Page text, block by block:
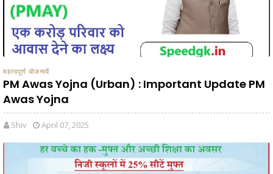
महत्वपूर्ण योजनायें
PM Awas Yojna (Urban) : Important Update PM
Awas Yojna
Shiv April 07, 2025